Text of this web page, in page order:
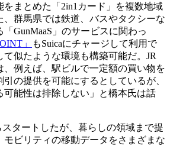
まとめた「2in1カード」を複数地域
、群馬県では鉄道、バスやタクシーな
GunMaaS」のサービスに関わっ
」
もSuicaにチャージして利用で
て似たような環境も構築可能だ。JR
、例えば、駅ビルで一定額の買い物を
の提供を可能にするとしているが、
可能性は排除しない」と橋本氏は話
タートしたが、暮らしの領域まで提
モビリティの移動データをさまざまな